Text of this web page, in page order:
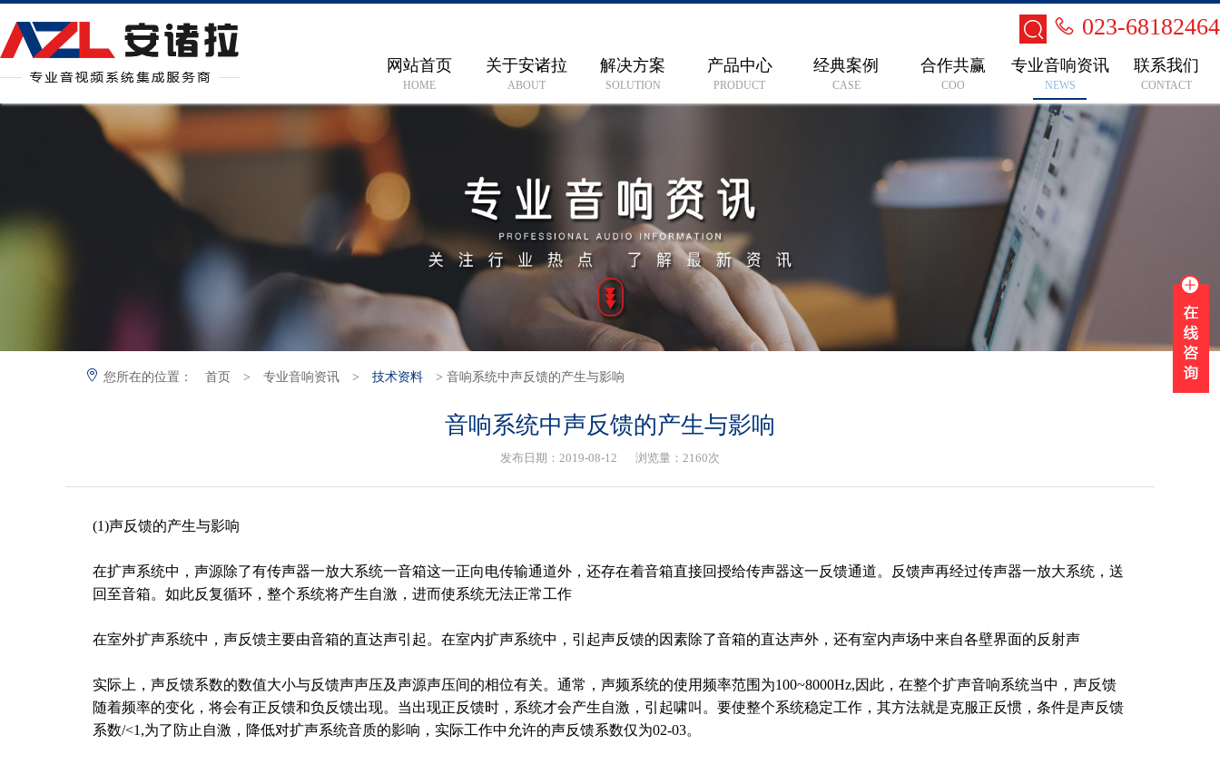
023-68182464
网站首页
HOME
关于安诸拉
ABOUT
解决方案
SOLUTION
产品中心
PRODUCT
经典案例
CASE
合作共赢
COO
专业音响资讯
NEWS
联系我们
CONTACT
您所在的位置： 首页 > 专业音响资讯 > 技术资料 > 音响系统中声反馈的产生与影响
音响系统中声反馈的产生与影响
发布日期：2019-08-12 浏览量：2160次
(1)声反馈的产生与影响
在扩声系统中，声源除了有传声器一放大系统一音箱这一正向电传输通道外，还存在着音箱直接回授给传声器这一反馈通道。反馈声再经过传声器一放大系统，送
回至音箱。如此反复循环，整个系统将产生自激，进而使系统无法正常工作
在室外扩声系统中，声反馈主要由音箱的直达声引起。在室内扩声系统中，引起声反馈的因素除了音箱的直达声外，还有室内声场中来自各壁界面的反射声
实际上，声反馈系数的数值大小与反馈声声压及声源声压间的相位有关。通常，声频系统的使用频率范围为100~8000Hz,因此，在整个扩声音响系统当中，声反馈
随着频率的变化，将会有正反馈和负反馈出现。当出现正反馈时，系统才会产生自激，引起啸叫。要使整个系统稳定工作，其方法就是克服正反惯，条件是声反馈
系数/<1,为了防止自激，降低对扩声系统音质的影响，实际工作中允许的声反馈系数仅为02-03。